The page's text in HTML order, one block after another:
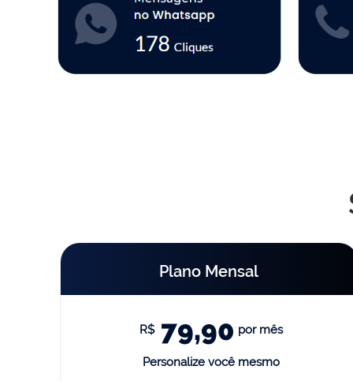
Plano Mensal
R$79,90 por mês
Personalize você mesmo